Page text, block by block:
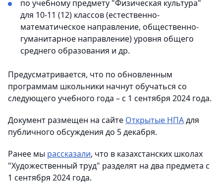
по учебному предмету "Физическая культура"
для 10-11 (12) классов (естественно-
математическое направление, общественно-
гуманитарное направление) уровня общего
среднего образования и др.
Предусматривается, что по обновленным
программам школьники начнут обучаться со
следующего учебного года – с 1 сентября 2024 года.
Документ размещен на сайте Открытые НПАдля
публичного обсуждения до 5 декабря.
Ранее мы рассказали, что в казахстанских школах
"Художественный труд" разделят на два предмета с
1 сентября 2024 года.